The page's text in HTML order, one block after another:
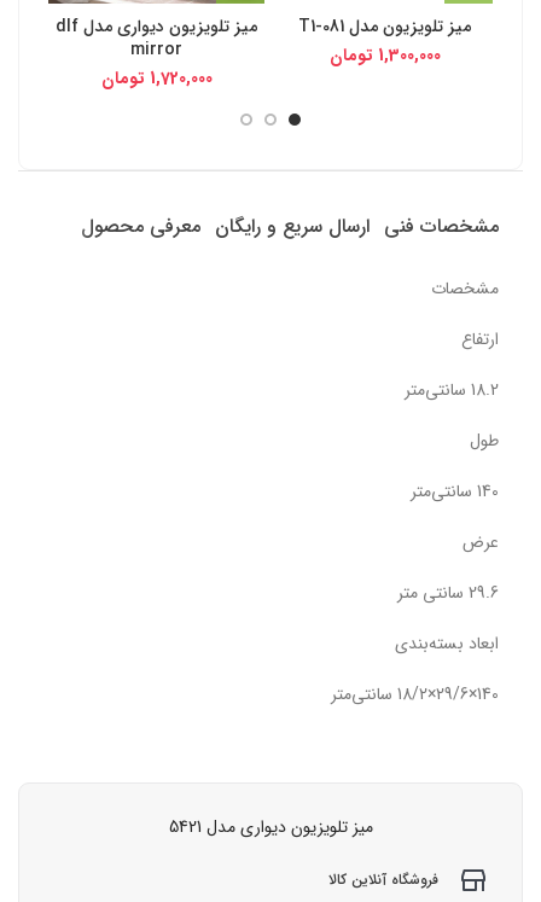
میز تلویزیون مدل T1-081
1,300,000 تومان
میز تلویزیون دیواری مدل dlf
mirror
1,720,000 تومان
مشخصات فنی ارسال سریع و رایگان معرفی محصول
مشخصات
ارتفاع
18.2 سانتی‌متر
طول
140 سانتی‌متر
عرض
29.6 سانتی متر
ابعاد بسته‌بندی
140×29/6×18/2 سانتی‌متر
میز تلویزیون دیواری مدل 5421
فروشگاه آنلاین کالا